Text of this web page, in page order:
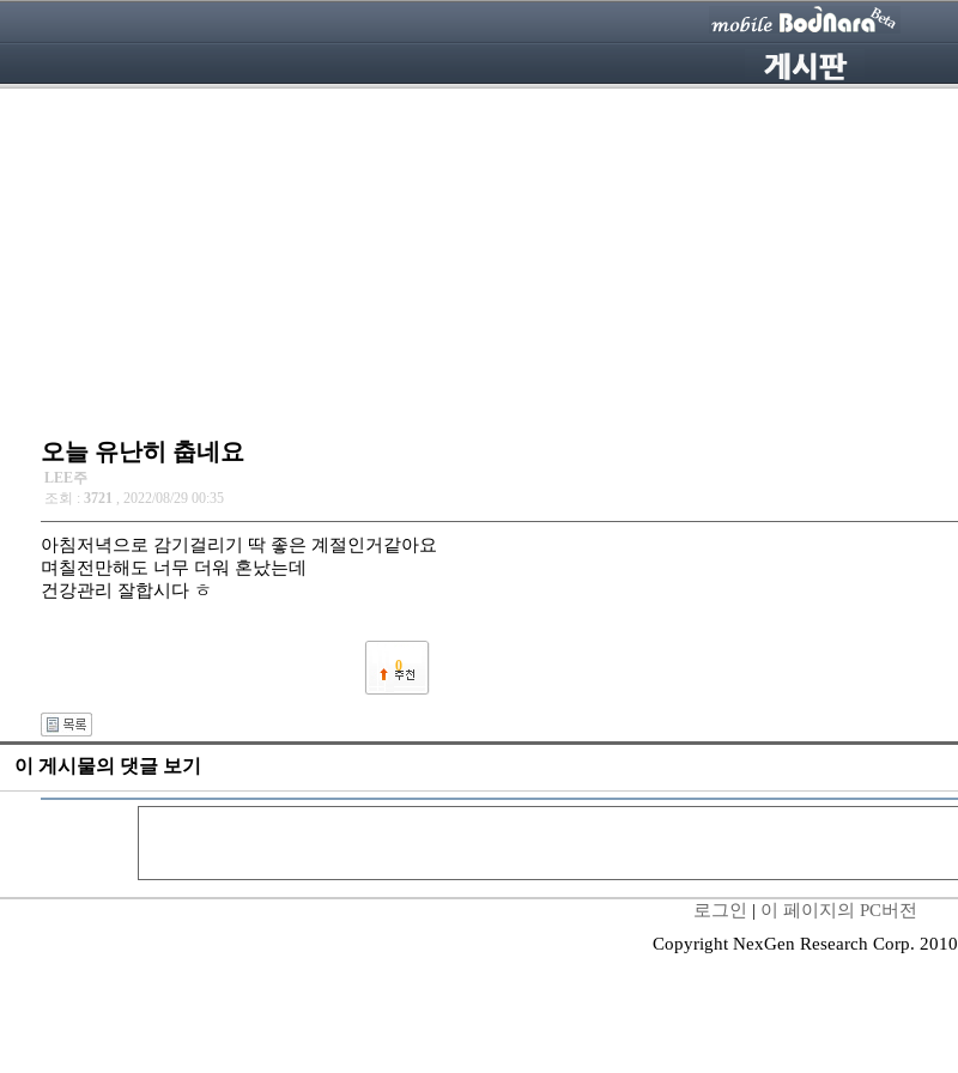
오늘 유난히 춥네요
LEE주
조회 : 3721 , 2022/08/29 00:35
아침저녁으로 감기걸리기 딱 좋은 계절인거같아요
며칠전만해도 너무 더워 혼났는데
건강관리 잘합시다 ㅎ
0
이 게시물의 댓글 보기
로그인 | 이 페이지의 PC버전
Copyright NexGen Research Corp. 2010